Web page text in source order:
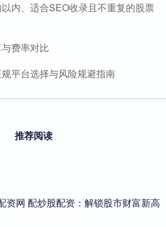
内、适合SEO收录且不重复的股票
费率对比
平台选择与风险规避指南
推荐阅读
资网 配炒股配资：解锁股市财富新高